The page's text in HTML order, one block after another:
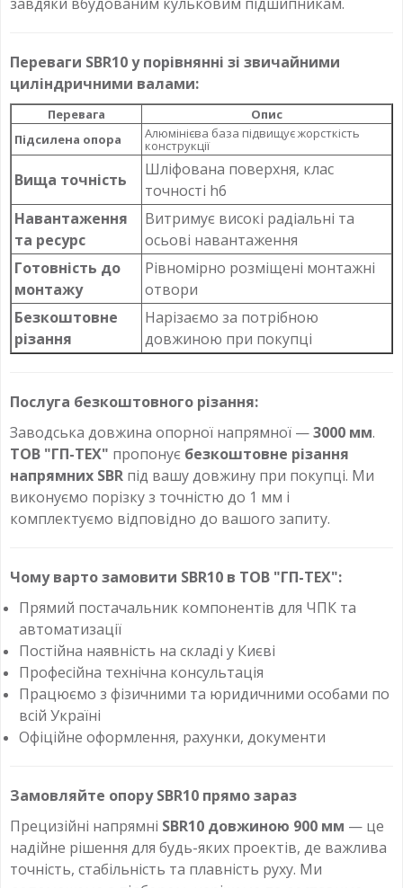
Переваги SBR10 у порівнянні зі звичайними
циліндричними валами:
Перевага
Опис
Підсилена опора
Алюмінієва база підвищує жорсткість
конструкції
Вища точність
Шліфована поверхня, клас
точності h6
Навантаження
та ресурс
Витримує високі радіальні та
осьові навантаження
Готовність до
монтажу
Рівномірно розміщені монтажні
отвори
Безкоштовне
різання
Нарізаємо за потрібною
довжиною при покупці
Послуга безкоштовного різання:
Заводська довжина опорної напрямної —3000 мм.
ТОВ "ГП-ТЕХ" пропонує безкоштовне різання
напрямних SBR під вашу довжину при покупці. Ми
виконуємо порізку з точністю до 1 мм і
комплектуємо відповідно до вашого запиту.
Чому варто замовити SBR10 в ТОВ "ГП-ТЕХ":
Прямий постачальник компонентів для ЧПК та
автоматизації
Постійна наявність на складі у Києві
Професійна технічна консультація
Працюємо з фізичними та юридичними особами по
всій Україні
Офіційне оформлення, рахунки, документи
Замовляйте опору SBR10 прямо зараз
Прецизійні напрямні SBR10 довжиною 900 мм — це
надійне рішення для будь-яких проектів, де важлива
точність, стабільність та плавність руху. Ми